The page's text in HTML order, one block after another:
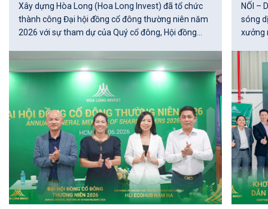
Xây dựng Hòa Long (Hoa Long Invest) đã tổ chức
thành công Đại hội đồng cổ đông thường niên năm
2026 với sự tham dự của Quý cổ đông, Hội đồng
khách mời.
NỐI – DẪN
sóng
xưởng